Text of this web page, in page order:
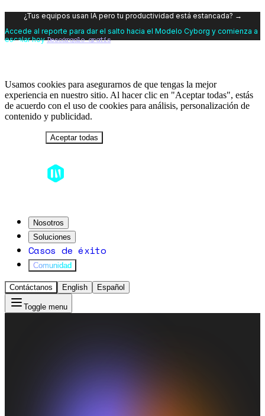
¿Tus equipos usan IA pero tu productividad está estancada? →
Accede al reporte para dar el salto hacia el Modelo Cyborg y comienza a
escalar hoy Descárgalo gratis
Usamos cookies para asegurarnos de que tengas la mejor
experiencia en nuestro sitio. Al hacer clic en "Aceptar todas", estás
de acuerdo con el uso de cookies para análisis, personalización de
contenido y publicidad.
Aceptar todas
Nosotros
Soluciones
Casos de éxito
Comunidad
Contáctanos English Español
Toggle menu